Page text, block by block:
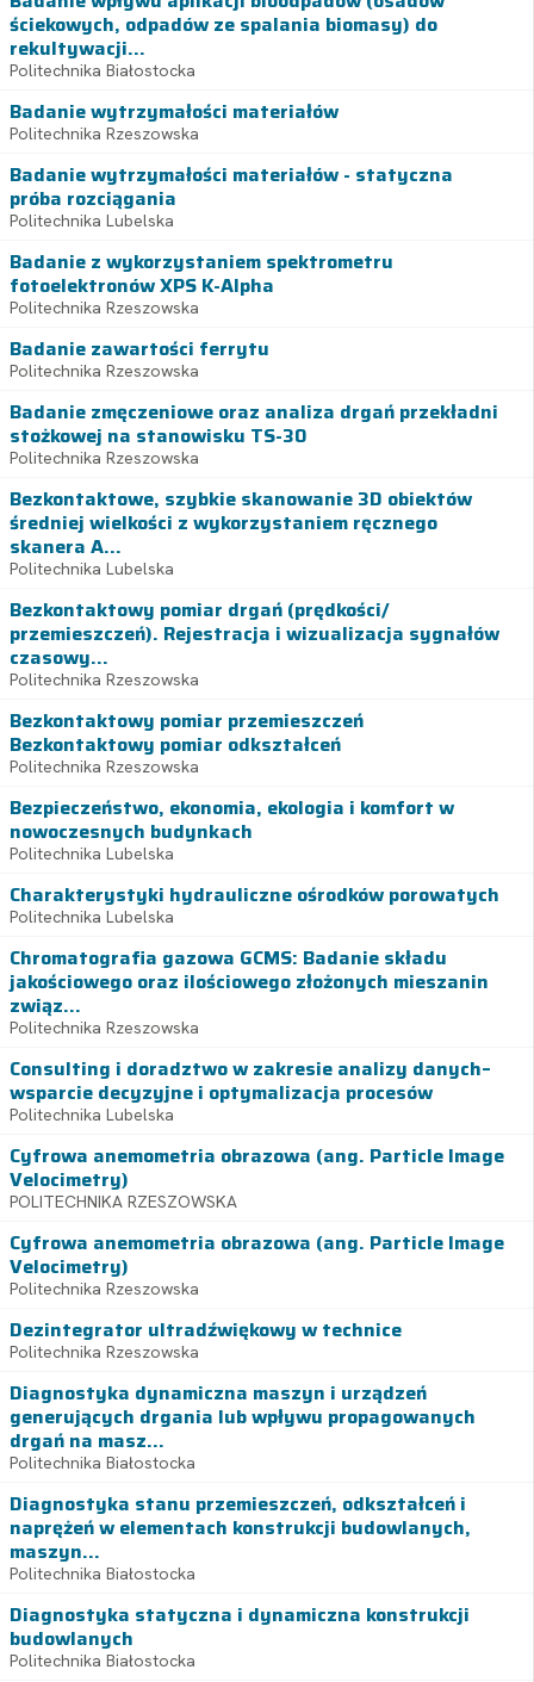
ściekowych, odpadów ze spalania biomasy) do
rekultywacji...
Politechnika Białostocka
Badanie wytrzymałości materiałów
Politechnika Rzeszowska
Badanie wytrzymałości materiałów - statyczna
próba rozciągania
Politechnika Lubelska
Badanie z wykorzystaniem spektrometru
fotoelektronów XPS K-Alpha
Politechnika Rzeszowska
Badanie zawartości ferrytu
Politechnika Rzeszowska
Badanie zmęczeniowe oraz analiza drgań przekładni
stożkowej na stanowisku TS-30
Politechnika Rzeszowska
Bezkontaktowe, szybkie skanowanie 3D obiektów
średniej wielkości z wykorzystaniem ręcznego
skanera A...
Politechnika Lubelska
Bezkontaktowy pomiar drgań (prędkości/
przemieszczeń). Rejestracja i wizualizacja sygnałów
czasowy...
Politechnika Rzeszowska
Bezkontaktowy pomiar przemieszczeń
Bezkontaktowy pomiar odkształceń
Politechnika Rzeszowska
Bezpieczeństwo, ekonomia, ekologia i komfort w
nowoczesnych budynkach
Politechnika Lubelska
Charakterystyki hydrauliczne ośrodków porowatych
Politechnika Lubelska
Chromatografia gazowa GCMS: Badanie składu
jakościowego oraz ilościowego złożonych mieszanin
związ...
Politechnika Rzeszowska
Consulting i doradztwo w zakresie analizy danych–
wsparcie decyzyjne i optymalizacja procesów
Politechnika Lubelska
Cyfrowa anemometria obrazowa (ang. Particle Image
Velocimetry)
POLITECHNIKA RZESZOWSKA
Cyfrowa anemometria obrazowa (ang. Particle Image
Velocimetry)
Politechnika Rzeszowska
Dezintegrator ultradźwiękowy w technice
Politechnika Rzeszowska
Diagnostyka dynamiczna maszyn i urządzeń
generujących drgania lub wpływu propagowanych
drgań na masz...
Politechnika Białostocka
Diagnostyka stanu przemieszczeń, odkształceń i
naprężeń w elementach konstrukcji budowlanych,
maszyn...
Politechnika Białostocka
Diagnostyka statyczna i dynamiczna konstrukcji
budowlanych
Politechnika Białostocka